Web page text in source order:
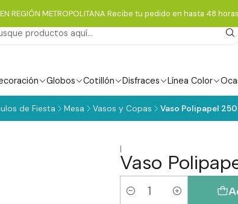
Globos Cotillón Disfraces Línea Color
EN REGIÓN METROPOLITANA Recibe tu pedido en hasta 48
de Fiesta Mesa Vasos y Copas Vaso Polipapel
|
Vaso
Cantidad